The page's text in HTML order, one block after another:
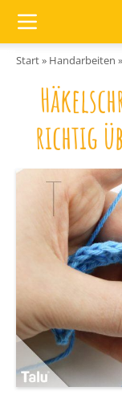
Start» Handarbeiten »
richtig